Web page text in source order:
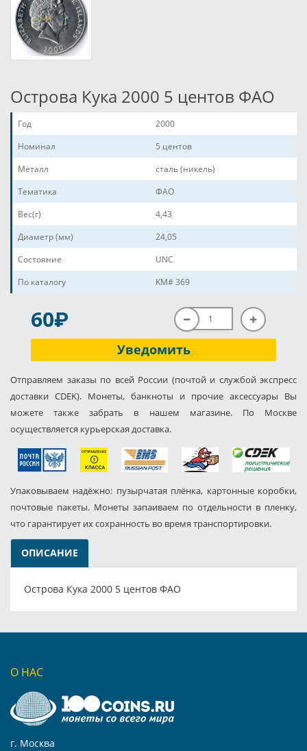
Острова Кука 2000 5 центов ФАО
Год
2000
Номинал
5 центов
Металл
сталь (никель)
Тематика
ФАО
Вес(г)
4,43
Диаметр (мм)
24,05
Состояние
UNC
По каталогу
KM# 369
60P
Уведомить
Отправляем заказы по всей России (почтой и службой экспресс
доставки CDEK). Монеты, банкноты и прочие аксессуары Вы
можете также забрать в нашем магазине. По Москве
осуществляется курьерская доставка.
Упаковываем надёжно: пузырчатая плёнка, картонные коробки,
почтовые пакеты. Монеты запаиваем по отдельности в пленку,
что гарантирует их сохранность во время транспортировки.
ОПИСАНИЕ
Острова Кука 2000 5 центов ФАО
О НАС
г. Москва